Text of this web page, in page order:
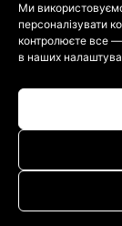
Ми
персоналізувати
контролюєте все
в наших
Інформація